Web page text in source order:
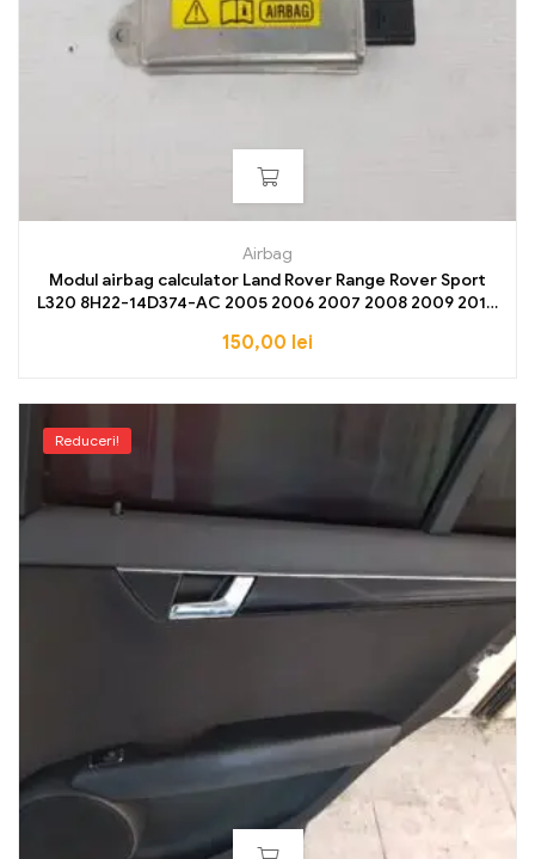
Airbag
Modul airbag calculator Land Rover Range Rover Sport
L320 8H22-14D374-AC 2005 2006 2007 2008 2009 2010
150,00 lei
Reduceri!